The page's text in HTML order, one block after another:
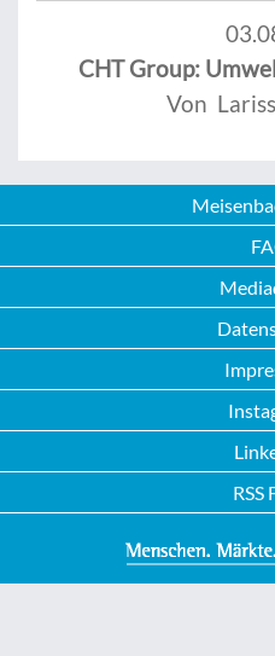
CHT Group:
Von
RSS